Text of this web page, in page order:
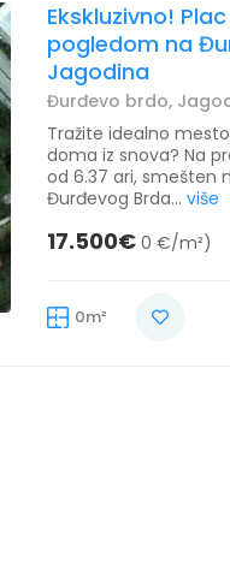
Ekskluzivno!
pogledom na
Jagodina
Đurđevo brdo,
Tražite idealno
doma iz snova? Na
od 6.37 ari, smešten
Đurđevog Brda... više
17.500€ 0 €/m²)
0m²